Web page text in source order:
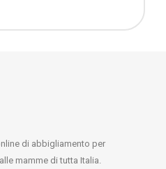
di abbigliamento per
mamme di tutta Italia.